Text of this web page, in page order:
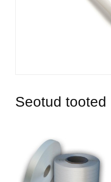
Seotud tooted